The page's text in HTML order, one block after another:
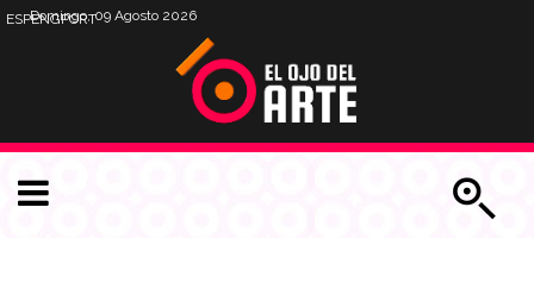
Domingo, 09 Agosto 2026
ESPENGPORT